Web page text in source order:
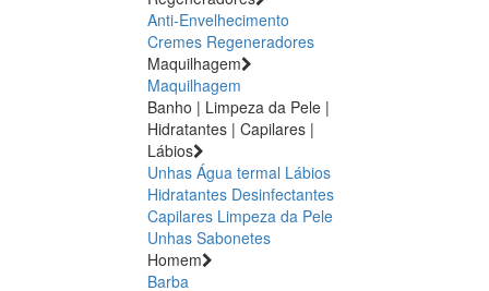
Anti-Envelhecimento
Cremes Regeneradores
Maquilhagem
Maquilhagem
Banho | Limpeza da Pele |
Hidratantes | Capilares |
Lábios
Unhas Água termal Lábios
Hidratantes Desinfectantes
Capilares Limpeza da Pele
Unhas Sabonetes
Homem
Barba